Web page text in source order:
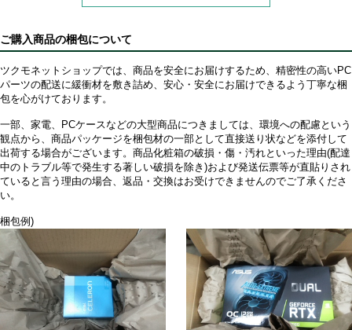
ご購入商品の梱包について
ツクモネットショップでは、商品を安全にお届けするため、精密性の高いPC
パーツの配送に緩衝材を敷き詰め、安心・安全にお届けできるよう丁寧な梱
包を心がけております。
一部、家電、PCケースなどの大型商品につきましては、環境への配慮という
観点から、商品パッケージを梱包材の一部として直接送り状などを添付して
出荷する場合がございます。商品化粧箱の破損・傷・汚れといった理由(配達
中のトラブル等で発生する著しい破損を除き)および発送伝票等が直貼りされ
ていると言う理由の場合、返品・交換はお受けできませんのでご了承くださ
い。
梱包例)